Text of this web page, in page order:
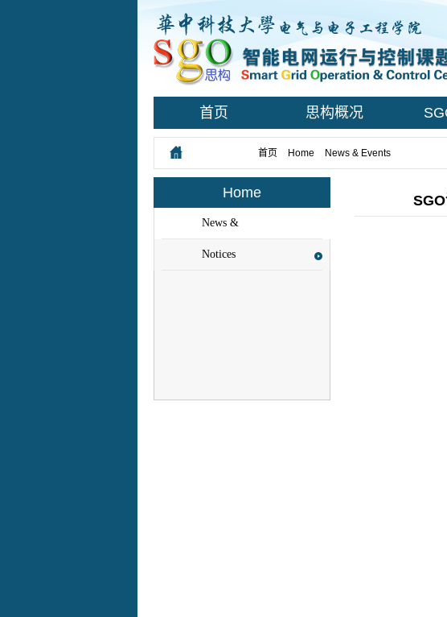
首页 思构概况
首页 Home News & Events
Home
News &
Events
Notices